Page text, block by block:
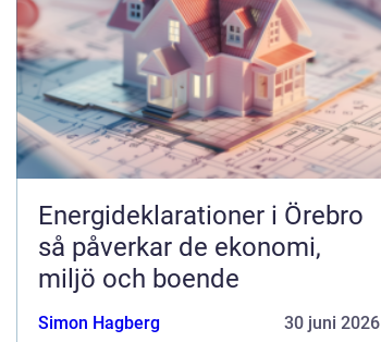
Energideklarationer i Örebro
så påverkar de ekonomi,
miljö och boende
Simon Hagberg 30 juni 2026